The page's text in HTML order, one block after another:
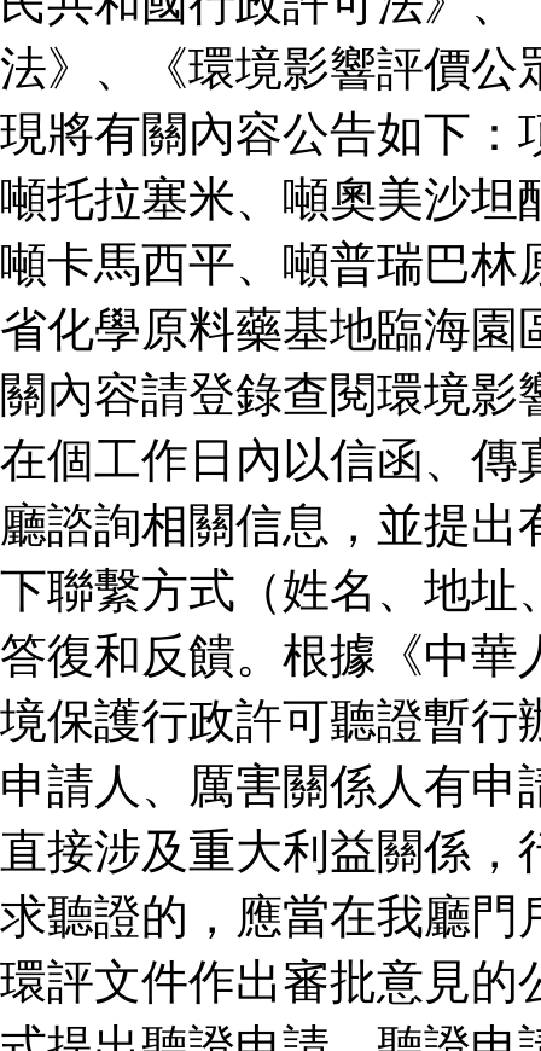
法》、《環境影響評價公
現將有關內容公告如下：
噸托拉塞米、噸奧美沙坦
噸卡馬西平、噸普瑞巴林
省化學原料藥基地臨海園
關內容請登錄查閱環境
在個工作日內以信函、傳
廳諮詢相關信息，並提
下聯繫方式（姓名、地址
答復和反饋。根據《中華
境保護行政許可聽證暫行
申請人、厲害關係人有
直接涉及重大利益關係
求聽證的，應當在我廳門
環評文件作出審批意見的